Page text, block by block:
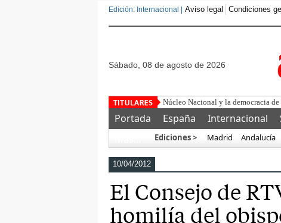
Edición: Internacional | Aviso legal Condiciones
sábado, 08 de agosto de 2026
Portada España Internacional
Ediciones > Madrid Andalucía
10/04/2012
El Consejo de
homilía del